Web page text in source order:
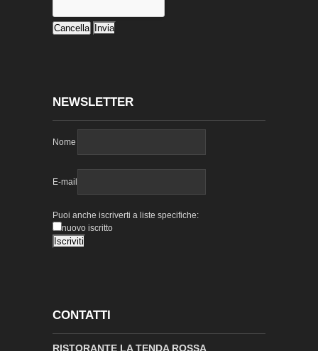
NEWSLETTER
Nome
E-mail
Puoi anche iscriverti a liste specifiche:
nuovo iscritto
CONTATTI
RISTORANTE LA TENDA ROSSA